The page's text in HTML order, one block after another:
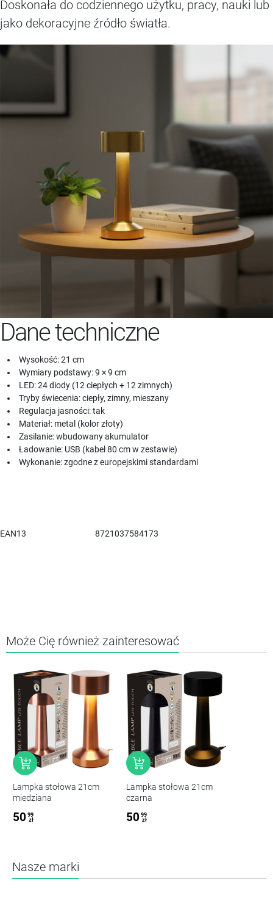
Doskonała do codziennego użytku, pracy, nauki lub
jako dekoracyjne źródło światła.
Dane techniczne
Wysokość: 21 cm
Wymiary podstawy: 9 × 9 cm
LED: 24 diody (12 ciepłych + 12 zimnych)
Tryby świecenia: ciepły, zimny, mieszany
Regulacja jasności: tak
Materiał: metal (kolor złoty)
Zasilanie: wbudowany akumulator
Ładowanie: USB (kabel 80 cm w zestawie)
Wykonanie: zgodne z europejskimi standardami
EAN13 8721037584173
Może Cię również zainteresować
Lampka stołowa 21cm
miedziana
50 99
zł
Lampka stołowa 21cm
czarna
50 99
zł
Nasze marki